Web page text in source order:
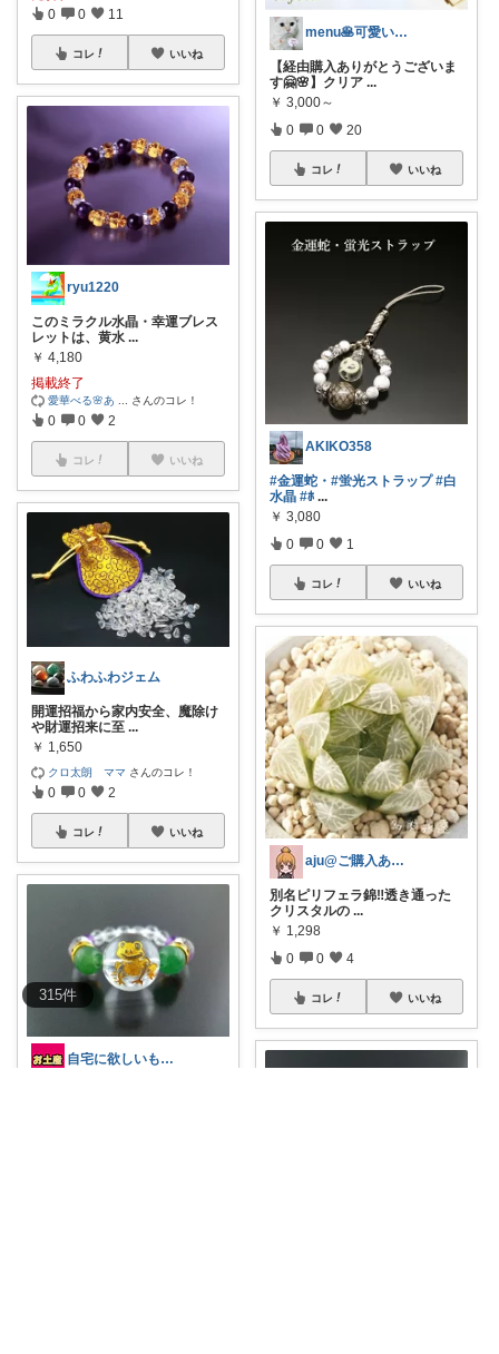
315件
0 0 11
コレ いいね
ryu1220
このミラクル水晶・幸運ブレス
レットは、黄水 ...
￥ 4,180
掲載終了
愛華べる🌸あ さんのコレ！
0 0 2
コレ いいね
ふわふわジェム
開運招福から家内安全、魔除け
や財運招来に至 ...
￥ 1,650
クロ太朗 ママ さんのコレ！
0 0 2
コレ いいね
自宅に欲しいもの★手土産おすすめ★
menu🥞可愛い🌼美味しい🍴便利☘
【経由購入ありがとうございま
す🤗🌸】クリア ...
￥ 3,000～
0 0 20
コレ いいね
AKIKO358
#金運蛇・ #蛍光ストラップ #白
水晶 #ﾎ ...
￥ 3,080
0 0 1
コレ いいね
aju@ご購入ありがとうございます♥️
別名ピリフェラ錦‼️透き通った
クリスタルの ...
￥ 1,298
0 0 4
コレ いいね